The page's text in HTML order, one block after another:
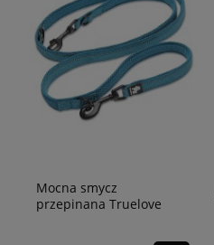
Mocna smycz
przepinana Truelove